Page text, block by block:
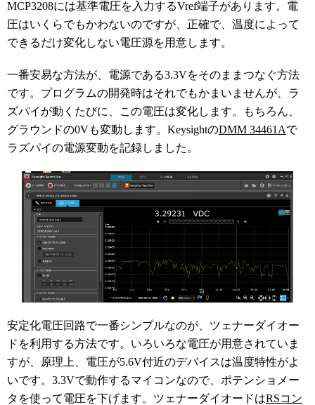
MCP3208には基準電圧を入力するVref端子があります。電
圧はいくらでもかわないのですが、正確で、温度によって
できるだけ変化しない電圧源を用意します。
一番安易な方法が、電源である3.3Vをそのままつなぐ方法
です。プログラムの開発時はそれでもかまいませんが、ラ
ズパイが動くたびに、この電圧は変化します。もちろん、
グラウンドの0Vも変動します。KeysightのDMM 34461Aで
ラズパイの電源変動を記録しました。
安定化電圧回路で一番シンプルなのが、ツェナーダイオー
ドを利用する方法です。いろいろな電圧が用意されていま
すが、原理上、電圧が5.6V付近のデバイスは温度特性がよ
いです。3.3Vで動作するマイコンなので、ポテンショメー
タを使って電圧を下げます。ツェナーダイオードはRSコン